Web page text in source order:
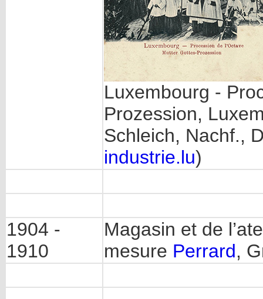
Luxembourg -
Prozession,
Schleich, Nachf.,
industrie.lu)
1904 -
1910
Magasin et de
mesure Perrard,